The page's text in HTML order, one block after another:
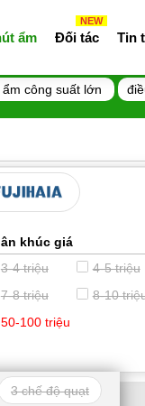
ẩm Đối tác
NEW
Tin
ẩm công suất lớn
khúc giá
3-4 triệu
4-5 triệu
7-8 triệu
8-10
50-100 triệu
3 chế độ quạt